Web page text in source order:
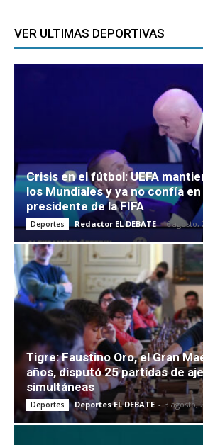
VER ULTIMAS DEPORTIVAS
Crisis en el fútbol: UEFA
los Mundiales y ya no confía
presidente de la FIFA
Deportes Redactor EL DEBATE - 6 agosto,
Tigre: Faustino Oro, el Gran
años, disputó 25 partidas de
simultáneas
Deportes Deportes EL DEBATE - 3 agosto,